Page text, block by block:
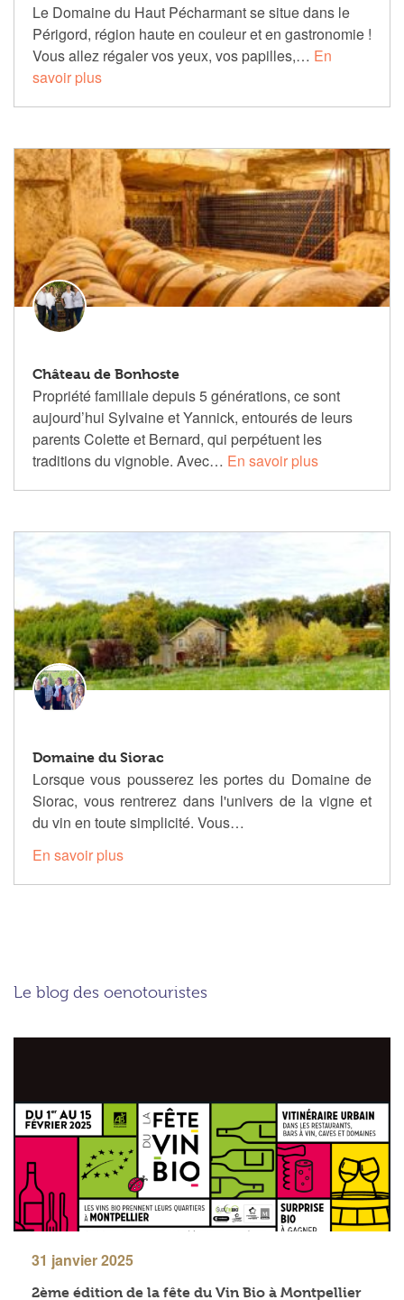
Le Domaine du Haut Pécharmant se situe dans le
Périgord, région haute en couleur et en gastronomie !
Vous allez régaler vos yeux, vos papilles,… En
savoir plus
Château de Bonhoste
Propriété familiale depuis 5 générations, ce sont
aujourd’hui Sylvaine et Yannick, entourés de leurs
parents Colette et Bernard, qui perpétuent les
traditions du vignoble. Avec… En savoir plus
Domaine du Siorac
Lorsque vous pousserez les portes du Domaine de
Siorac, vous rentrerez dans l'univers de la vigne et
du vin en toute simplicité. Vous…
En savoir plus
Le blog des oenotouristes
31 janvier 2025
2ème édition de la fête du Vin Bio à Montpellier